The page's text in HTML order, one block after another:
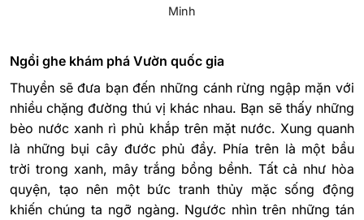
Minh
Ngồi ghe khám phá Vườn quốc gia
Thuyền sẽ đưa bạn đến những cánh rừng ngập mặn với
nhiều chặng đường thú vị khác nhau. Bạn sẽ thấy những
bèo nước xanh rì phủ khắp trên mặt nước. Xung quanh
là những bụi cây đước phủ đầy. Phía trên là một bầu
trời trong xanh, mây trắng bồng bềnh. Tất cả như hòa
quyện, tạo nên một bức tranh thủy mặc sống động
khiến chúng ta ngỡ ngàng. Ngước nhìn trên những tán